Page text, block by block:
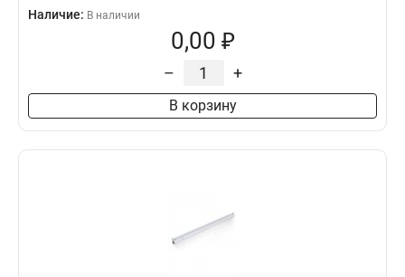
Наличие: В наличии
0,00 ₽
– +
В корзину